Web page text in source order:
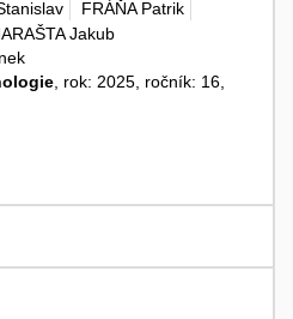
FRÁŇA Patrik
Jakub
, rok: 2025, ročník: 16,